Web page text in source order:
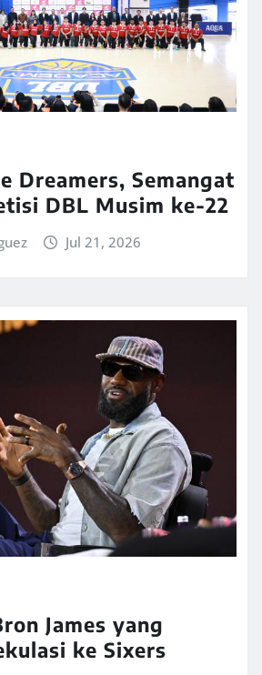
Dreamers, Semangat
DBL Musim ke-22
Jul 21, 2026
James yang
ke Sixers